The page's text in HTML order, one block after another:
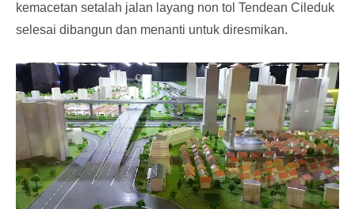
kemacetan setalah jalan layang non tol Tendean Cileduk
selesai dibangun dan menanti untuk diresmikan.